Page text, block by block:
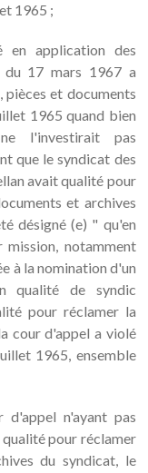
1965 ;
en application des
17 mars 1967 a
pièces et documents
1965 quand bien
l'investirait pas
que le syndicat des
avait qualité pour
et archives
désigné (e) " qu'en
notamment
à la nomination d'un
qualité de syndic
pour réclamer la
cour d'appel a violé
1965, ensemble
n'ayant pas
pour réclamer
du syndicat, le